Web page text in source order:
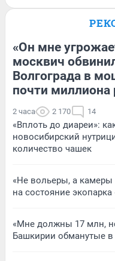
«Он мне
москвич
Волгограда в
почти миллиона
2 часа 2 170 14
«Вплоть до диареи»:
новосибирский
количество чашек
«Не вольеры, а
на состояние
«Мне должны 17 млн,
Башкирии обманутые